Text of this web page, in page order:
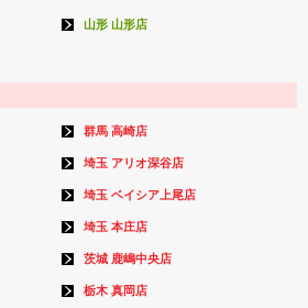
山形 山形店
群馬 高崎店
埼玉 アリオ深谷店
埼玉 ベイシア上尾店
埼玉 本庄店
茨城 鹿嶋中央店
栃木 真岡店